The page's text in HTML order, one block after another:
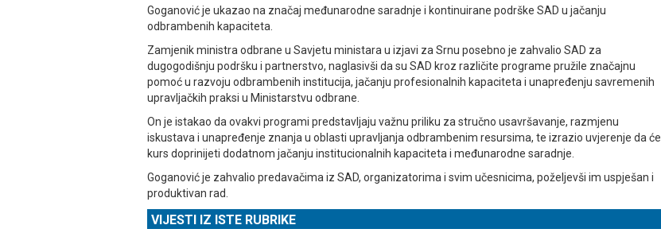
Goganović je ukazao na značaj međunarodne saradnje i kontinuirane podrške SAD u jačanju
odbrambenih kapaciteta.
Zamjenik ministra odbrane u Savjetu ministara u izjavi za Srnu posebno je zahvalio SAD za
dugogodišnju podršku i partnerstvo, naglasivši da su SAD kroz različite programe pružile značajnu
pomoć u razvoju odbrambenih institucija, jačanju profesionalnih kapaciteta i unapređenju savremenih
upravljačkih praksi u Ministarstvu odbrane.
On je istakao da ovakvi programi predstavljaju važnu priliku za stručno usavršavanje, razmjenu
iskustava i unapređenje znanja u oblasti upravljanja odbrambenim resursima, te izrazio uvjerenje da će
kurs doprinijeti dodatnom jačanju institucionalnih kapaciteta i međunarodne saradnje.
Goganović je zahvalio predavačima iz SAD, organizatorima i svim učesnicima, poželjevši im uspješan i
produktivan rad.
VIJESTI IZ ISTE RUBRIKE